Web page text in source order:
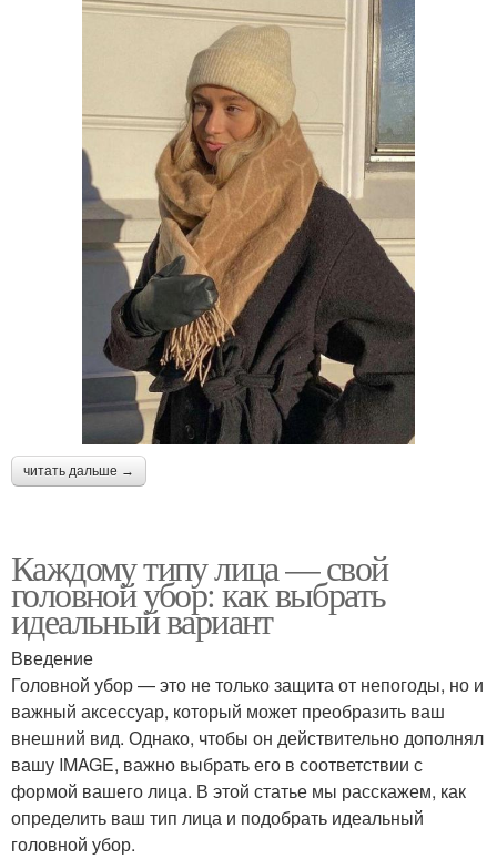
читать дальше →
Каждому типу лица — свой
головной убор: как выбрать
идеальный вариант
Введение
Головной убор — это не только защита от непогоды, но и
важный аксессуар, который может преобразить ваш
внешний вид. Однако, чтобы он действительно дополнял
вашу IMAGE, важно выбрать его в соответствии с
формой вашего лица. В этой статье мы расскажем, как
определить ваш тип лица и подобрать идеальный
головной убор.